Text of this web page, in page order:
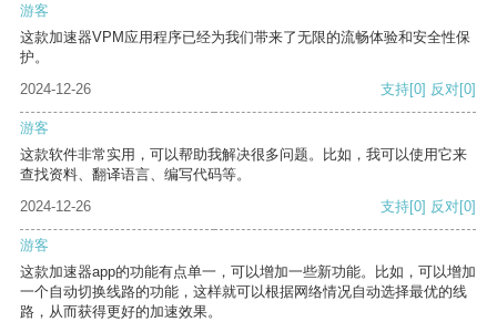
游客
这款加速器VPM应用程序已经为我们带来了无限的流畅体验和安全性保
护。
2024-12-26
支持[0] 反对[0]
游客
这款软件非常实用，可以帮助我解决很多问题。比如，我可以使用它来
查找资料、翻译语言、编写代码等。
2024-12-26
支持[0] 反对[0]
游客
这款加速器app的功能有点单一，可以增加一些新功能。比如，可以增加
一个自动切换线路的功能，这样就可以根据网络情况自动选择最优的线
路，从而获得更好的加速效果。